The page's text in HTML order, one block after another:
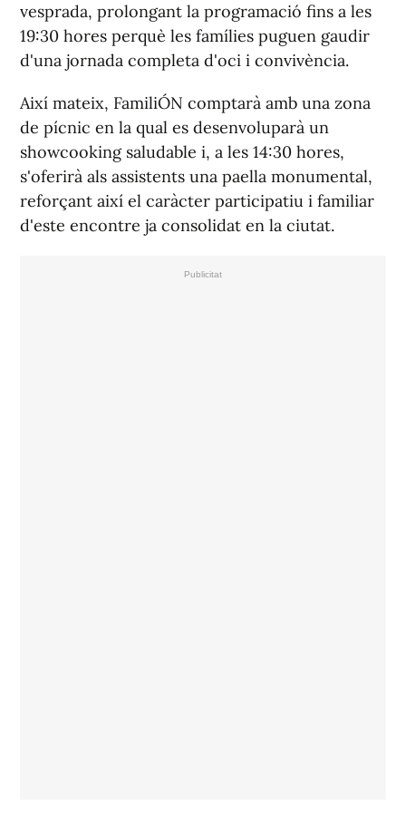
vesprada, prolongant la programació fins a les
19:30 hores perquè les famílies puguen gaudir
d'una jornada completa d'oci i convivència.
Així mateix, FamiliÓN comptarà amb una zona
de pícnic en la qual es desenvoluparà un
showcooking saludable i, a les 14:30 hores,
s'oferirà als assistents una paella monumental,
reforçant així el caràcter participatiu i familiar
d'este encontre ja consolidat en la ciutat.